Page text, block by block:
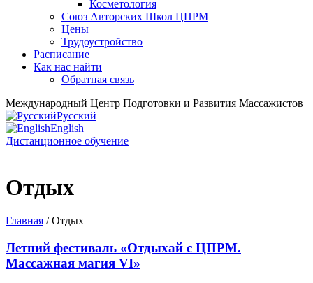
Косметология
Союз Авторских Школ ЦПРМ
Цены
Трудоустройство
Расписание
Как нас найти
Обратная связь
Международный Центр Подготовки и Развития Массажистов
Русский
English
Дистанционное обучение
Отдых
Главная / Отдых
Летний фестиваль «Отдыхай с ЦПРМ.
Массажная магия VI»